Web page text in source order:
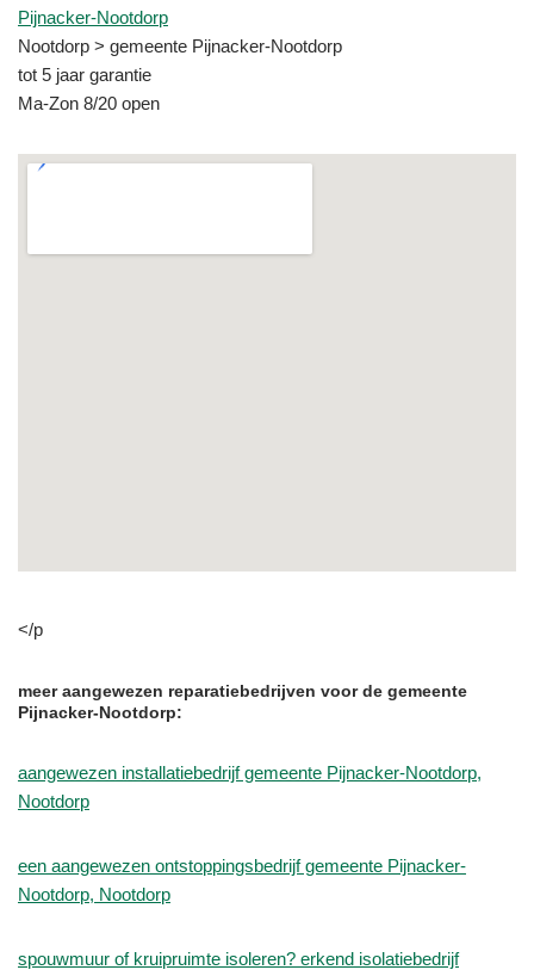
Pijnacker-Nootdorp
Nootdorp > gemeente Pijnacker-Nootdorp
tot 5 jaar garantie
Ma-Zon 8/20 open
</p
meer aangewezen reparatiebedrijven voor de gemeente
Pijnacker-Nootdorp:
aangewezen installatiebedrijf gemeente Pijnacker-Nootdorp,
Nootdorp
een aangewezen ontstoppingsbedrijf gemeente Pijnacker-
Nootdorp, Nootdorp
spouwmuur of kruipruimte isoleren? erkend isolatiebedrijf